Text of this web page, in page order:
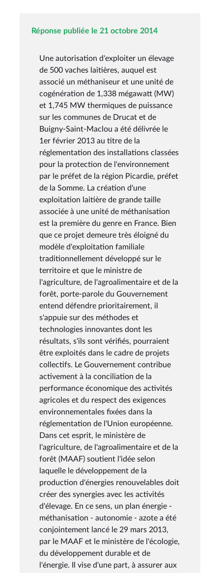
Réponse publiée le 21 octobre 2014
Une autorisation d'exploiter un élevage
de 500 vaches laitières, auquel est
associé un méthaniseur et une unité de
cogénération de 1,338 mégawatt (MW)
et 1,745 MW thermiques de puissance
sur les communes de Drucat et de
Buigny-Saint-Maclou a été délivrée le
1er février 2013 au titre de la
réglementation des installations classées
pour la protection de l'environnement
par le préfet de la région Picardie, préfet
de la Somme. La création d'une
exploitation laitière de grande taille
associée à une unité de méthanisation
est la première du genre en France. Bien
que ce projet demeure très éloigné du
modèle d'exploitation familiale
traditionnellement développé sur le
territoire et que le ministre de
l'agriculture, de l'agroalimentaire et de la
forêt, porte-parole du Gouvernement
entend défendre prioritairement, il
s'appuie sur des méthodes et
technologies innovantes dont les
résultats, s'ils sont vérifiés, pourraient
être exploités dans le cadre de projets
collectifs. Le Gouvernement contribue
activement à la conciliation de la
performance économique des activités
agricoles et du respect des exigences
environnementales fixées dans la
réglementation de l'Union européenne.
Dans cet esprit, le ministère de
l'agriculture, de l'agroalimentaire et de la
forêt (MAAF) soutient l'idée selon
laquelle le développement de la
production d'énergies renouvelables doit
créer des synergies avec les activités
d'élevage. En ce sens, un plan énergie -
méthanisation - autonomie - azote a été
conjointement lancé le 29 mars 2013,
par le MAAF et le ministère de l'écologie,
du développement durable et de
l'énergie. Il vise d'une part, à assurer aux